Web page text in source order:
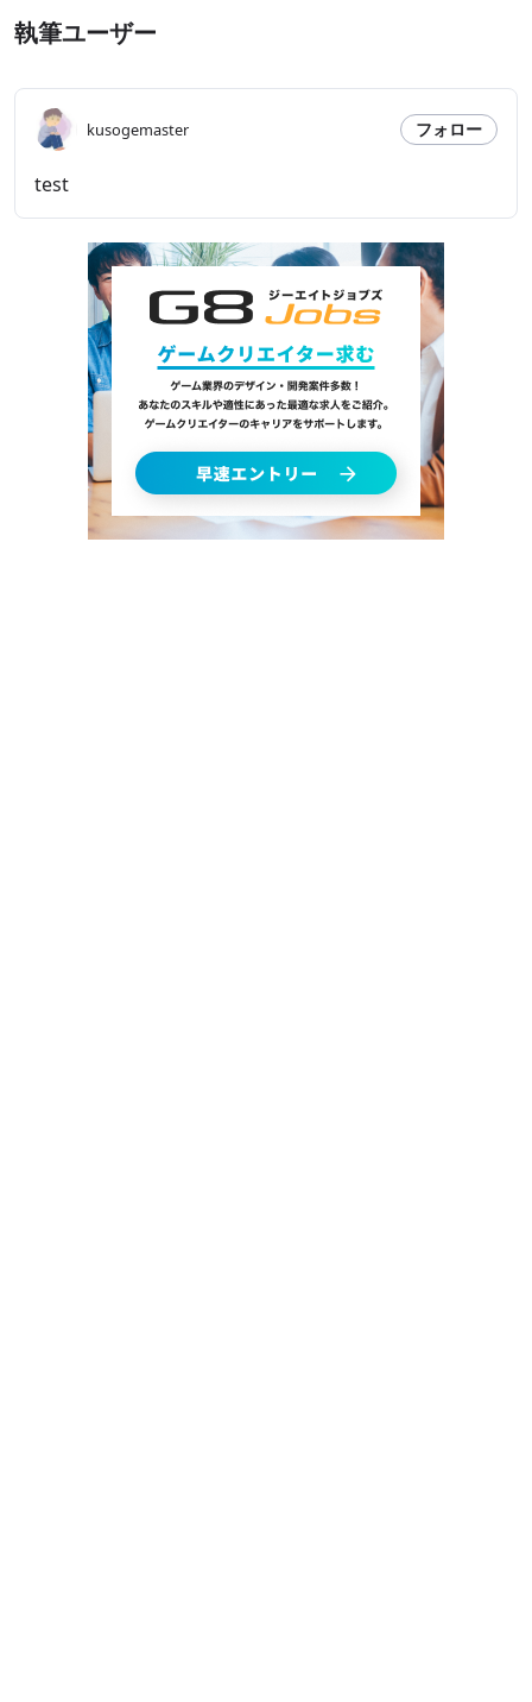
執筆ユーザー
kusogemaster フォロー
test